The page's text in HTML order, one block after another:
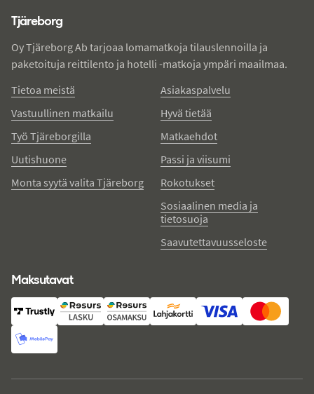
Tjäreborg
Oy Tjäreborg Ab tarjoaa lomamatkoja tilauslennoilla ja
paketoituja reittilento ja hotelli -matkoja ympäri maailmaa.
Tietoa meistä
Vastuullinen matkailu
Työ Tjäreborgilla
Uutishuone
Monta syytä valita Tjäreborg
Asiakaspalvelu
Hyvä tietää
Matkaehdot
Passi ja viisumi
Rokotukset
Sosiaalinen media ja
tietosuoja
Saavutettavuusseloste
Maksutavat